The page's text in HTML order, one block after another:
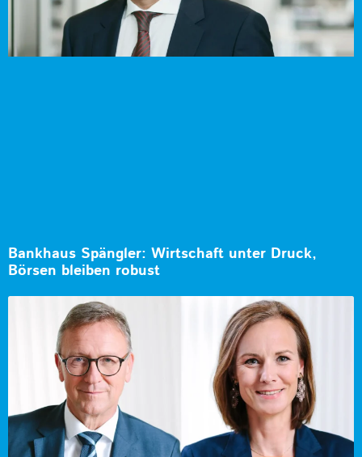
Bankhaus Spängler: Wirtschaft unter Druck,
Börsen bleiben robust